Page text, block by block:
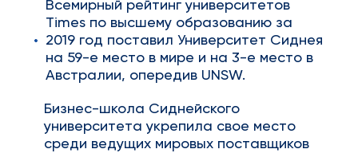
Всемирный рейтинг университетов
Times по высшему образованию за
2019 год поставил Университет Сиднея
на 59-е место в мире и на 3-е место в
Австралии, опередив UNSW.
Бизнес-школа Сиднейского
университета укрепила свое место
среди ведущих мировых поставщиков